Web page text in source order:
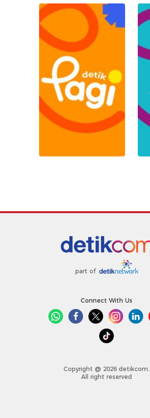
part of
Connect With Us
Copyright @ 2026 detikcom.
All right reserved